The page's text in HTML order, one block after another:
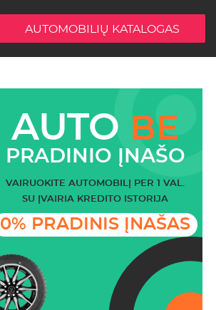
AUTOMOBILIŲ KATALOGAS
AUTO BE
PRADINIO ĮNAŠO
VAIRUOKITE AUTOMOBILĮ PER 1 VAL.
SU ĮVAIRIA KREDITO ISTORIJA
0% PRADINIS ĮNAŠAS